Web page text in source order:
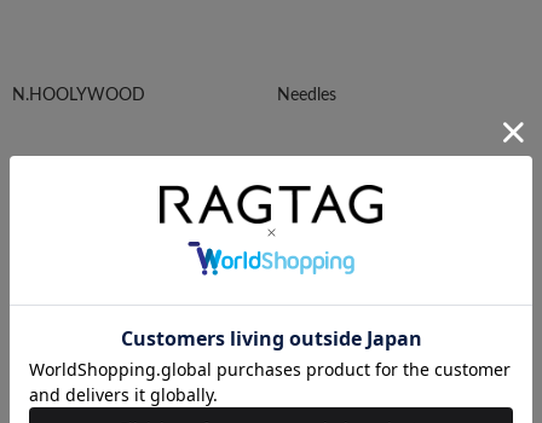
N.HOOLYWOOD Needles